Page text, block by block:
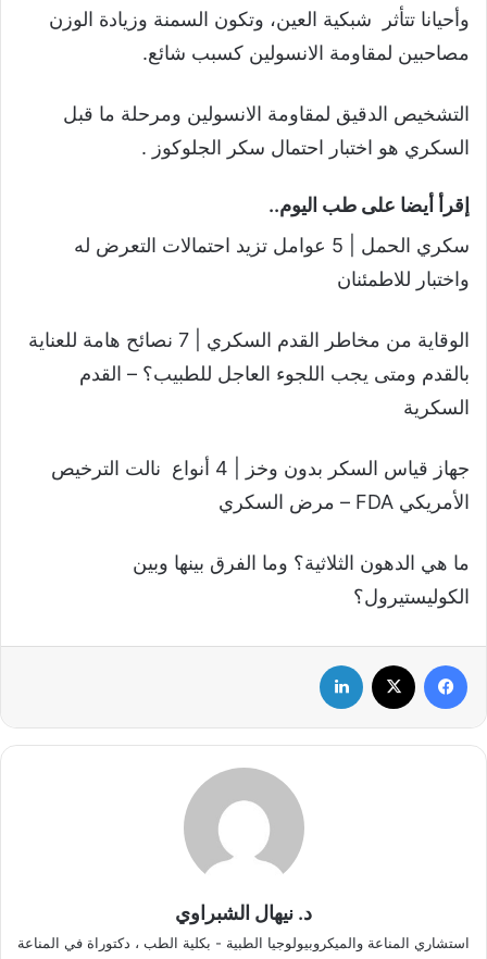
وأحيانا تتأثر شبكية العين، وتكون السمنة وزيادة الوزن
مصاحبين لمقاومة الانسولين كسبب شائع.
التشخيص الدقيق لمقاومة الانسولين ومرحلة ما قبل
السكري هو اختبار احتمال سكر الجلوكوز .
إقرأ أيضا على طب اليوم..
سكري الحمل | 5 عوامل تزيد احتمالات التعرض له
واختبار للاطمئنان
الوقاية من مخاطر القدم السكري | 7 نصائح هامة للعناية
بالقدم ومتى يجب اللجوء العاجل للطبيب؟ – القدم
السكرية
جهاز قياس السكر بدون وخز | 4 أنواع نالت الترخيص
الأمريكي FDA – مرض السكري
ما هي الدهون الثلاثية؟ وما الفرق بينها وبين
الكوليستيرول؟
د. نيهال الشبراوي
استشاري المناعة والميكروبيولوجيا الطبية - بكلية الطب ، دكتوراة في المناعة